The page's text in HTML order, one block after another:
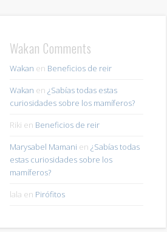
Wakan Comments
Wakan en Beneficios de reir
Wakan en ¿Sabías todas estas
curiosidades sobre los mamíferos?
Riki en Beneficios de reir
Marysabel Mamani en ¿Sabías todas
estas curiosidades sobre los
mamíferos?
lala en Pirófitos